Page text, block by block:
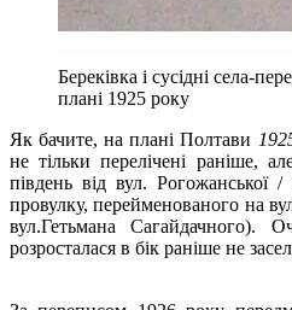
Береківка і сусідні села-
плані 1925 року
Як бачите, на плані Полтави
не тільки перелічені раніше,
південь від вул. Рогожанської
провулку, перейменованого на
вул.Гетьмана Сагайдачного).
розросталася в бік раніше не